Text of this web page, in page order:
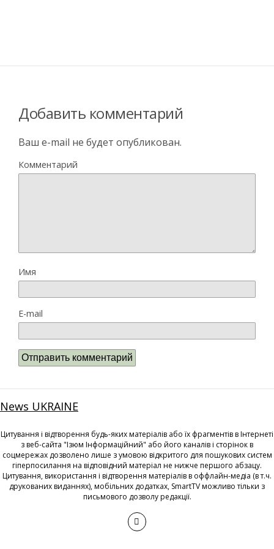
Добавить комментарий
Ваш e-mail не будет опубликован.
Комментарий
Имя
E-mail
News UKRAINE
Цитування і відтворення будь-яких матеріалів або їх фрагментів в Інтернеті
з веб-сайта "Ізюм Інформаційний" або його каналів і сторінок в
соцмережах дозволено лише з умовою відкритого для пошукових систем
гіперпосилання на відповідний матеріал не нижче першого абзацу.
Цитування, використання і відтворення матеріалів в оффлайн-медіа (в т.ч.
друкованих виданнях), мобільних додатках, SmartTV можливо тільки з
письмового дозволу редакції.